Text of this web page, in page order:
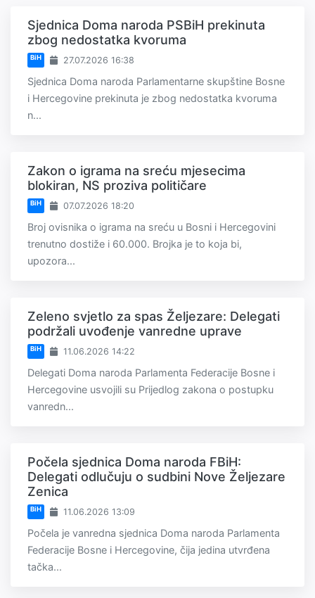
Sjednica Doma naroda PSBiH prekinuta
zbog nedostatka kvoruma
BiH 27.07.2026 16:38
Sjednica Doma naroda Parlamentarne skupštine Bosne
i Hercegovine prekinuta je zbog nedostatka kvoruma
n...
Zakon o igrama na sreću mjesecima
blokiran, NS proziva političare
BiH 07.07.2026 18:20
Broj ovisnika o igrama na sreću u Bosni i Hercegovini
trenutno dostiže i 60.000. Brojka je to koja bi,
upozora...
Zeleno svjetlo za spas Željezare: Delegati
podržali uvođenje vanredne uprave
BiH 11.06.2026 14:22
Delegati Doma naroda Parlamenta Federacije Bosne i
Hercegovine usvojili su Prijedlog zakona o postupku
vanredn...
Počela sjednica Doma naroda FBiH:
Delegati odlučuju o sudbini Nove Željezare
Zenica
BiH 11.06.2026 13:09
Počela je vanredna sjednica Doma naroda Parlamenta
Federacije Bosne i Hercegovine, čija jedina utvrđena
tačka...